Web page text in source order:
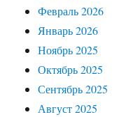
Февраль 2026
Январь 2026
Ноябрь 2025
Октябрь 2025
Сентябрь 2025
Август 2025